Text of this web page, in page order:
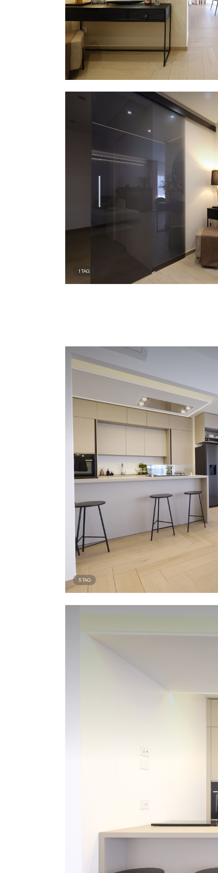
continua accompagna il soffitto e le
pareti, enfatizzando le geometrie e
costruendo una percezione morbida
dello spazio. L’illuminazione indiretta
valorizza i materiali e contribuisce a
creare un ambiente intimo, mai
Gli arredi si inseriscono con
senza interrompere la continuità
divano, basso e lineare, definisce l’area
living mantenendo una relazione
con il resto dello spazio, mentre i
contenitivi dialogano tra pieni e
alleggerendo la composizione.
Il progetto restituisce un’idea di
contemporaneo in cui gli spazi non
separati, ma cuciti insieme attraverso
scelte materiche e luminose,
un ambiente coerente, equilibrato e
1 TAG
5TAG